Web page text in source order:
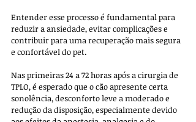
Entender esse processo é fundamental para
reduzir a ansiedade, evitar complicações e
contribuir para uma recuperação mais segura
e confortável do pet.
Nas primeiras 24 a 72 horas após a cirurgia de
TPLO, é esperado que o cão apresente certa
sonolência, desconforto leve a moderado e
redução da disposição, especialmente devido